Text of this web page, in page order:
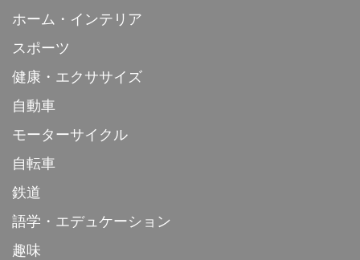
ホーム・インテリア
スポーツ
健康・エクササイズ
自動車
モーターサイクル
自転車
鉄道
語学・エデュケーション
趣味